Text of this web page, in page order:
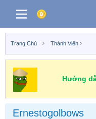
Trang Chủ Thành Viên
Hướng
Ernestogolbows